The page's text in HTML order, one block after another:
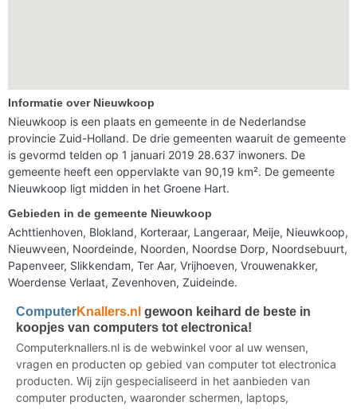
Informatie over Nieuwkoop
Nieuwkoop is een plaats en gemeente in de Nederlandse
provincie Zuid-Holland. De drie gemeenten waaruit de gemeente
is gevormd telden op 1 januari 2019 28.637 inwoners. De
gemeente heeft een oppervlakte van 90,19 km². De gemeente
Nieuwkoop ligt midden in het Groene Hart.
Gebieden in de gemeente Nieuwkoop
Achttienhoven, Blokland, Korteraar, Langeraar, Meije, Nieuwkoop,
Nieuwveen, Noordeinde, Noorden, Noordse Dorp, Noordsebuurt,
Papenveer, Slikkendam, Ter Aar, Vrijhoeven, Vrouwenakker,
Woerdense Verlaat, Zevenhoven, Zuideinde.
ComputerKnallers.nl gewoon keihard de beste in
koopjes van computers tot electronica!
Computerknallers.nl is de webwinkel voor al uw wensen,
vragen en producten op gebied van computer tot electronica
producten. Wij zijn gespecialiseerd in het aanbieden van
computer producten, waaronder schermen, laptops,